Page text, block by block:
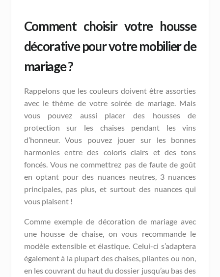
Comment choisir votre housse
décorative pour votre mobilier de
mariage ?
Rappelons que les couleurs doivent être assorties
avec le thème de votre soirée de mariage. Mais
vous pouvez aussi placer des housses de
protection sur les chaises pendant les vins
d’honneur. Vous pouvez jouer sur les bonnes
harmonies entre des coloris clairs et des tons
foncés. Vous ne commettrez pas de faute de goût
en optant pour des nuances neutres, 3 nuances
principales, pas plus, et surtout des nuances qui
vous plaisent !
Comme exemple de décoration de mariage avec
une housse de chaise, on vous recommande le
modèle extensible et élastique. Celui-ci s’adaptera
également à la plupart des chaises, pliantes ou non,
en les couvrant du haut du dossier jusqu’au bas des